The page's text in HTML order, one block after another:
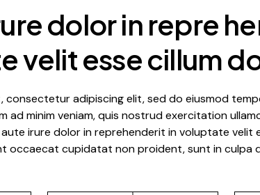
dolor in repre
velit esse cillum
consectetur adipiscing elit, sed do eiusmod
ad minim veniam, quis nostrud exercitation
irure dolor in reprehenderit in voluptate velit
occaecat cupidatat non proident, sunt in culpa